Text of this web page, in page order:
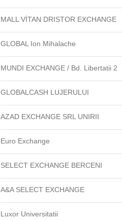
MALL VİTAN DRISTOR EXCHANGE
GLOBAL Ion Mihalache
MUNDI EXCHANGE / Bd. Libertatii 2
GLOBALCASH LUJERULUI
AZAD EXCHANGE SRL UNIRII
Euro Exchange
SELECT EXCHANGE BERCENI
A&A SELECT EXCHANGE
Luxor Universitatii